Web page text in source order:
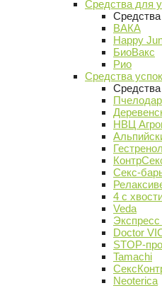
Средства для
ВАКА
Happy
БиоВакс
Рио
Средства
Пчелодар
НВЦ
Гестренол
Секс-
4 с
Veda
Экспресс
Doctor
STOP-
Tamachi
Neoterica